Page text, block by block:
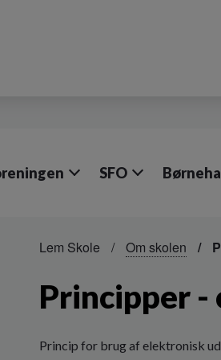
SFO
Lem Skole Om skolen
Principper -
Princip for brug af elektronisk